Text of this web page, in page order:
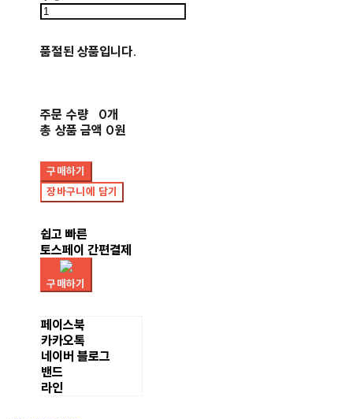
품절된 상품입니다.
주문 수량
0개
총 상품 금액 0원
구매하기
장바구니에 담기
쉽고 빠른
토스페이 간편결제
구매하기
페이스북
카카오톡
네이버 블로그
밴드
라인